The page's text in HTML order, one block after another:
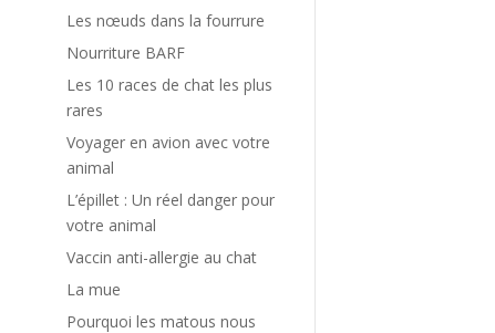
Les nœuds dans la fourrure
Nourriture BARF
Les 10 races de chat les plus
rares
Voyager en avion avec votre
animal
L’épillet : Un réel danger pour
votre animal
Vaccin anti-allergie au chat
La mue
Pourquoi les matous nous